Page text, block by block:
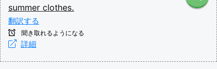
summer clothes.
翻訳する
聞き取れるようになる
詳細